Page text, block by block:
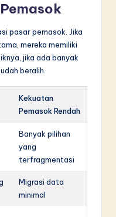
pasar pemasok. Jika
mereka memiliki
jika ada banyak
beralih.
Kekuatan
Pemasok Rendah
Banyak pilihan
yang
terfragmentasi
Migrasi data
minimal